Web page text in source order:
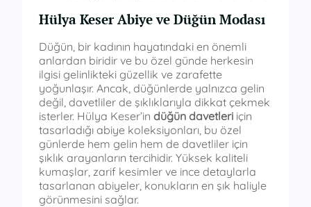
Hülya Keser Abiye ve Düğün Modası
Düğün, bir kadının hayatındaki en önemli
anlardan biridir ve bu özel günde herkesin
ilgisi gelinlikteki güzellik ve zarafette
yoğunlaşır. Ancak, düğünlerde yalnızca gelin
değil, davetliler de şıklıklarıyla dikkat çekmek
isterler. Hülya Keser’in düğün davetleri için
tasarladığı abiye koleksiyonları, bu özel
günlerde hem gelin hem de davetliler için
şıklık arayanların tercihidir. Yüksek kaliteli
kumaşlar, zarif kesimler ve ince detaylarla
tasarlanan abiyeler, konukların en şık haliyle
görünmesini sağlar.